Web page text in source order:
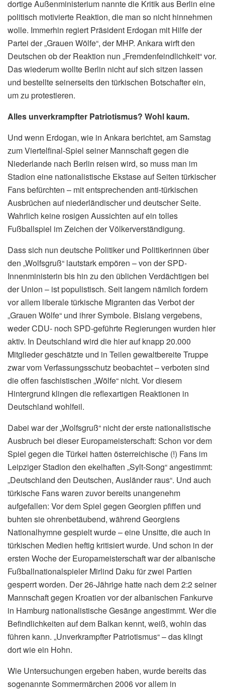
dortige Außenministerium nannte die Kritik aus Berlin eine
politisch motivierte Reaktion, die man so nicht hinnehmen
wolle. Immerhin regiert Präsident Erdogan mit Hilfe der
Partei der „Grauen Wölfe“, der MHP. Ankara wirft den
Deutschen ob der Reaktion nun „Fremdenfeindlichkeit“ vor.
Das wiederum wollte Berlin nicht auf sich sitzen lassen
und bestellte seinerseits den türkischen Botschafter ein,
um zu protestieren.
Alles unverkrampfter Patriotismus? Wohl kaum.
Und wenn Erdogan, wie in Ankara berichtet, am Samstag
zum Viertelfinal-Spiel seiner Mannschaft gegen die
Niederlande nach Berlin reisen wird, so muss man im
Stadion eine nationalistische Ekstase auf Seiten türkischer
Fans befürchten – mit entsprechenden anti-türkischen
Ausbrüchen auf niederländischer und deutscher Seite.
Wahrlich keine rosigen Aussichten auf ein tolles
Fußballspiel im Zeichen der Völkerverständigung.
Dass sich nun deutsche Politiker und Politikerinnen über
den „Wolfsgruß“ lautstark empören – von der SPD-
Innenministerin bis hin zu den üblichen Verdächtigen bei
der Union – ist populistisch. Seit langem nämlich fordern
vor allem liberale türkische Migranten das Verbot der
„Grauen Wölfe“ und ihrer Symbole. Bislang vergebens,
weder CDU- noch SPD-geführte Regierungen wurden hier
aktiv. In Deutschland wird die hier auf knapp 20.000
Mitglieder geschätzte und in Teilen gewaltbereite Truppe
zwar vom Verfassungsschutz beobachtet – verboten sind
die offen faschistischen „Wölfe“ nicht. Vor diesem
Hintergrund klingen die reflexartigen Reaktionen in
Deutschland wohlfeil.
Dabei war der „Wolfsgruß“ nicht der erste nationalistische
Ausbruch bei dieser Europameisterschaft: Schon vor dem
Spiel gegen die Türkei hatten österreichische (!) Fans im
Leipziger Stadion den ekelhaften „Sylt-Song“ angestimmt:
„Deutschland den Deutschen, Ausländer raus“. Und auch
türkische Fans waren zuvor bereits unangenehm
aufgefallen: Vor dem Spiel gegen Georgien pfiffen und
buhten sie ohrenbetäubend, während Georgiens
Nationalhymne gespielt wurde – eine Unsitte, die auch in
türkischen Medien heftig kritisiert wurde. Und schon in der
ersten Woche der Europameisterschaft war der albanische
Fußballnationalspieler Mirlind Daku für zwei Partien
gesperrt worden. Der 26-Jährige hatte nach dem 2:2 seiner
Mannschaft gegen Kroatien vor der albanischen Fankurve
in Hamburg nationalistische Gesänge angestimmt. Wer die
Befindlichkeiten auf dem Balkan kennt, weiß, wohin das
führen kann. „Unverkrampfter Patriotismus“ – das klingt
dort wie ein Hohn.
Wie Untersuchungen ergeben haben, wurde bereits das
sogenannte Sommermärchen 2006 vor allem in